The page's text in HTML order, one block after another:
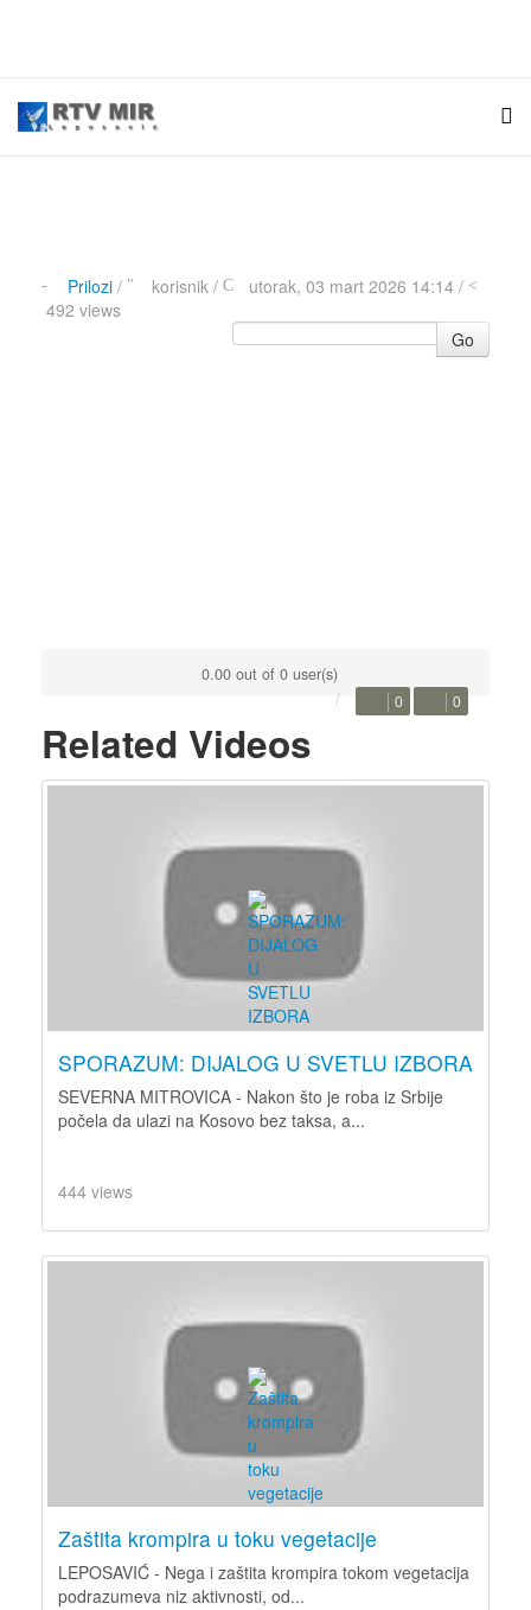
Prilozi/ korisnik /
utorak, 03 mart 2026 14:14 /
492 views
Go
0.00 out of 0 user(s)
0 0
Related Videos
SPORAZUM: DIJALOG U SVETLU IZBORA
SEVERNA MITROVICA - Nakon što je roba iz Srbije
počela da ulazi na Kosovo bez taksa, a...
444 views
Zaštita krompira u toku vegetacije
LEPOSAVIĆ - Nega i zaštita krompira tokom vegetacija
podrazumeva niz aktivnosti, od...